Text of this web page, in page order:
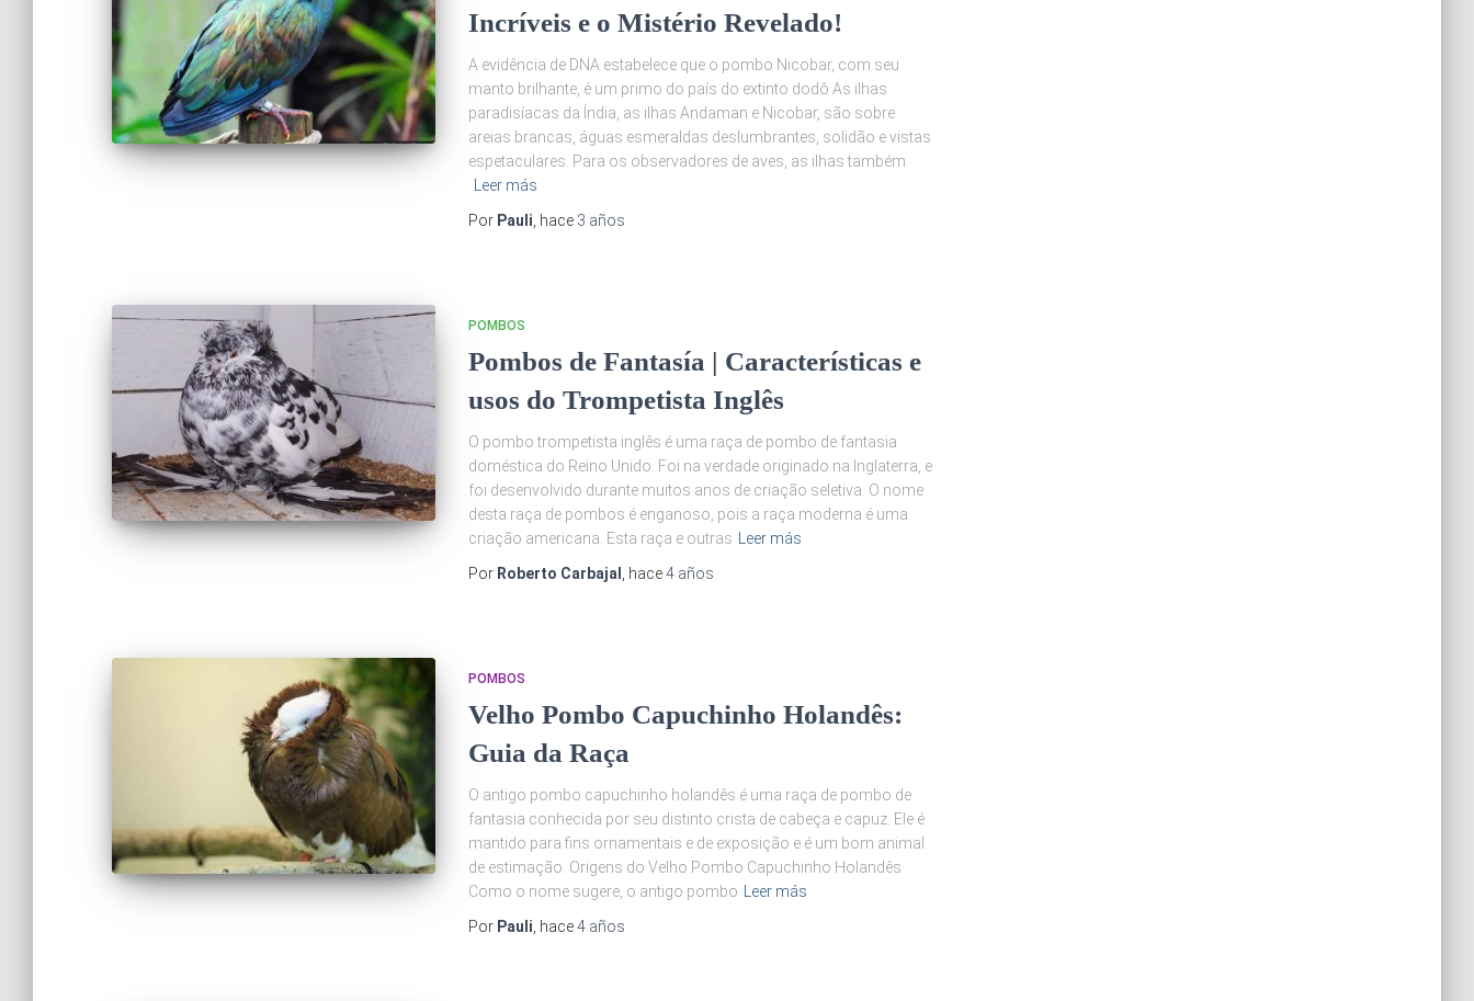
Incríveis e o Mistério Revelado!
A evidência de DNA estabelece que o pombo Nicobar, com seu
manto brilhante, é um primo do país do extinto dodô As ilhas
paradisíacas da Índia, as ilhas Andaman e Nicobar, são sobre
areias brancas, águas esmeraldas deslumbrantes, solidão e vistas
espetaculares. Para os observadores de aves, as ilhas também
Leer más
Por Pauli , hace 3 años
POMBOS
Pombos de Fantasía | Características e
usos do Trompetista Inglês
O pombo trompetista inglês é uma raça de pombo de fantasia
doméstica do Reino Unido. Foi na verdade originado na Inglaterra, e
foi desenvolvido durante muitos anos de criação seletiva. O nome
desta raça de pombos é enganoso, pois a raça moderna é uma
criação americana. Esta raça e outras
Leer más
Por Roberto Carbajal , hace4 años
POMBOS
Velho Pombo Capuchinho Holandês:
Guia da Raça
O antigo pombo capuchinho holandês é uma raça de pombo de
fantasia conhecida por seu distinto crista de cabeça e capuz. Ele é
mantido para fins ornamentais e de exposição e é um bom animal
de estimação. Origens do Velho Pombo Capuchinho Holandês
Como o nome sugere, o antigo pombo
Leer más
Por Pauli , hace4 años